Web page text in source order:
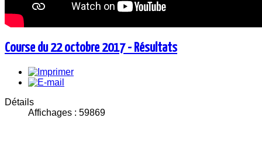
Course du 22 octobre 2017 - Résultats
Détails
Affichages : 59869